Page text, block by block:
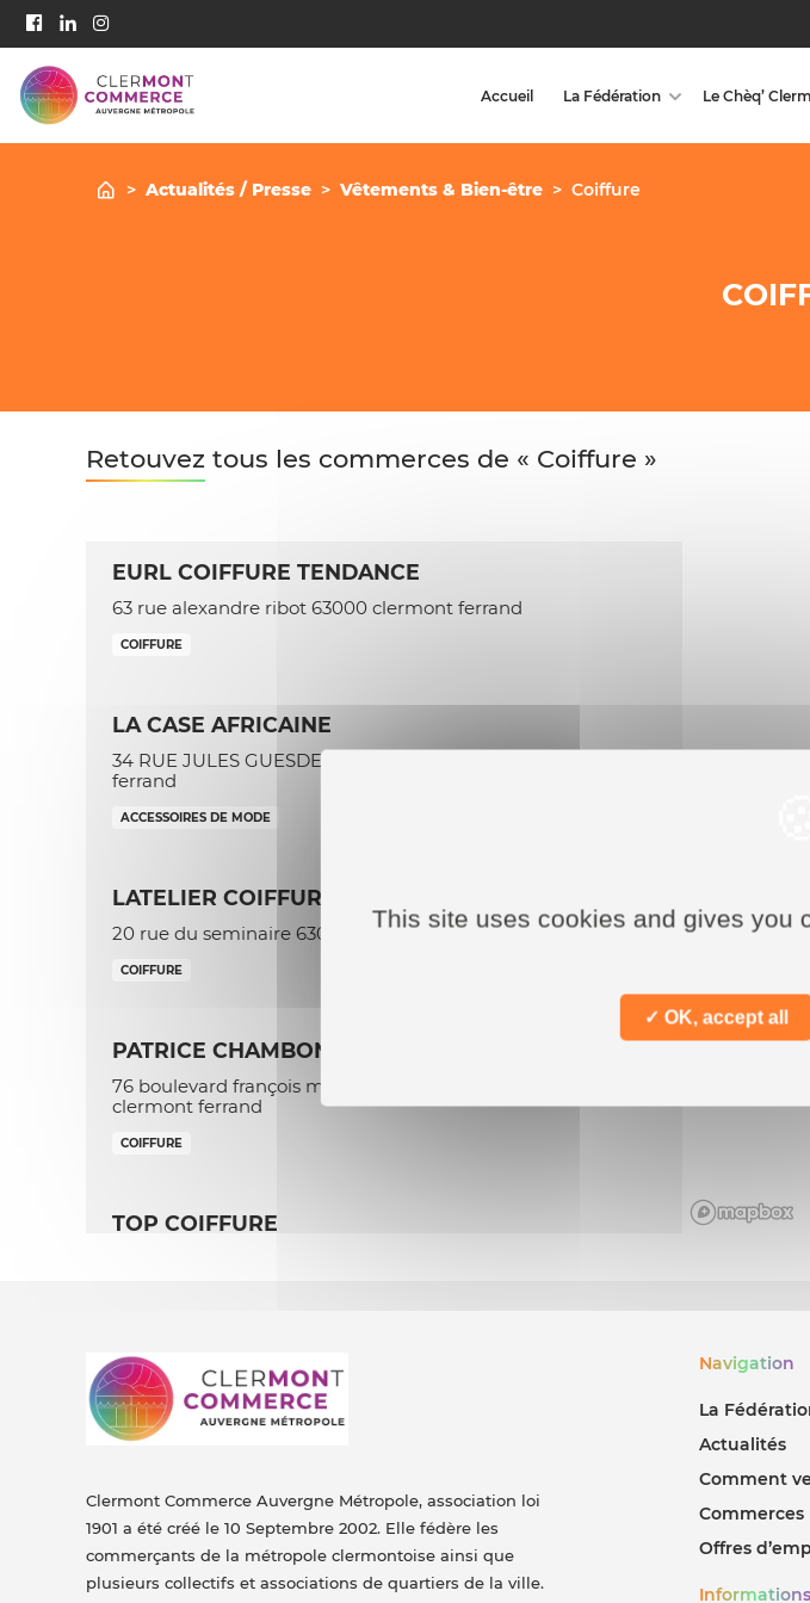
This site uses cookies and gives you
✓ OK, accept all
Accueil La Fédération Le Chèq’
> Actualités / Presse > Vêtements & Bien-être > Coiffure
Retouvez tous les commerces de « Coiffure »
EURL COIFFURE TENDANCE
63 rue alexandre ribot 63000 clermont ferrand
COIFFURE
LA CASE AFRICAINE
34 RUE JULES GUESDE 63000 clermont
ferrand
ACCESSOIRES DE MODE
LATELIER COIFFURE
20 rue du seminaire 63000 clermont ferrand
COIFFURE
PATRICE CHAMBON
76 boulevard françois mitterand 63000
clermont ferrand
COIFFURE
TOP COIFFURE
Clermont Commerce Auvergne Métropole, association loi
1901 a été créé le 10 Septembre 2002. Elle fédère les
commerçants de la métropole clermontoise ainsi que
plusieurs collectifs et associations de quartiers de la ville.
Navigation
La
Actualités
Comment
Commerces
Offres
Informations